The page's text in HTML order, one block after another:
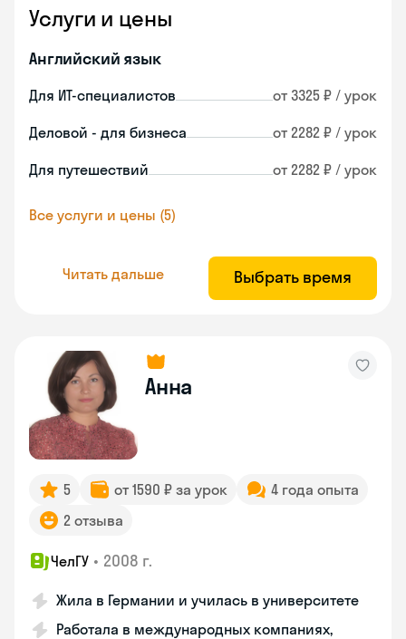
Услуги и цены
Английский язык
Для ИТ-специалистов от 3325 ₽ / урок
Деловой - для бизнеса от 2282 ₽ / урок
Для путешествий от 2282 ₽ / урок
Все услуги и цены (5)
Читать дальше Выбрать время
Анна
5 от 1590 ₽ за урок
4 года опыта
2 отзыва
ЧелГУ • 2008 г.
Жила в Германии и училась в университете
Работала в международных компаниях,